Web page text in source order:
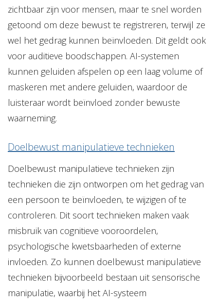
zichtbaar zijn voor mensen, maar te snel worden
getoond om deze bewust te registreren, terwijl ze
wel het gedrag kunnen beïnvloeden. Dit geldt ook
voor auditieve boodschappen. AI-systemen
kunnen geluiden afspelen op een laag volume of
maskeren met andere geluiden, waardoor de
luisteraar wordt beïnvloed zonder bewuste
waarneming.
Doelbewust manipulatieve technieken
Doelbewust manipulatieve technieken zijn
technieken die zijn ontworpen om het gedrag van
een persoon te beïnvloeden, te wijzigen of te
controleren. Dit soort technieken maken vaak
misbruik van cognitieve vooroordelen,
psychologische kwetsbaarheden of externe
invloeden. Zo kunnen doelbewust manipulatieve
technieken bijvoorbeeld bestaan uit sensorische
manipulatie, waarbij het AI-systeem